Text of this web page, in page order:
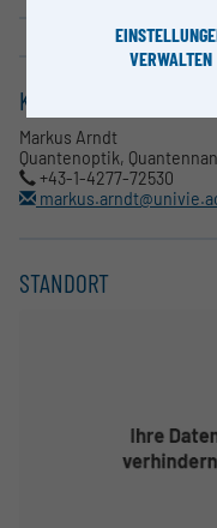
KONTAKT
Markus Arndt
Quantenoptik,
+43-1-4277-72530
STANDORT
VERWALTEN